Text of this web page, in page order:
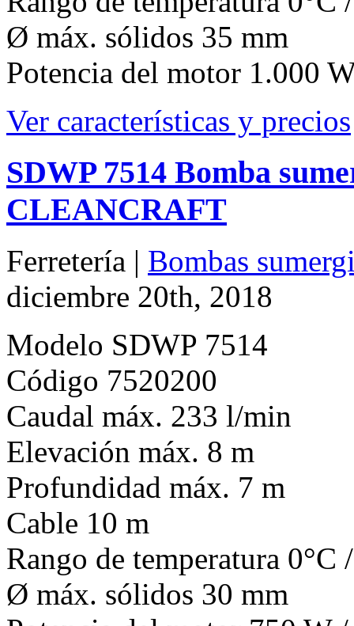
Ø máx. sólidos 35 mm
Potencia del motor 1.000
Ver características y precios
SDWP 7514 Bomba
CLEANCRAFT
Ferretería | Bombas
diciembre 20th, 2018
Modelo SDWP 7514
Código 7520200
Caudal máx. 233 l/min
Elevación máx. 8 m
Profundidad máx. 7 m
Cable 10 m
Rango de temperatura 0°C
Ø máx. sólidos 30 mm